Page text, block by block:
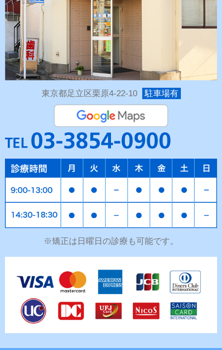
東京都足立区栗原4-22-10 駐車場有
※矯正は日曜日の診療も可能です。